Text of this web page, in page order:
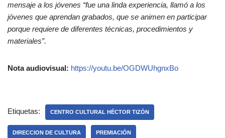
mensaje a los jóvenes “fue una linda experiencia, llamó a los
jóvenes que aprendan grabados, que se animen en participar
porque requiere de diferentes técnicas, procedimientos y
materiales”.
Nota audiovisual: https://youtu.be/OGDWUhgnxBo
Etiquetas: CENTRO CULTURAL HÉCTOR TIZÓN
DIRECCION DE CULTURA PREMIACIÓN